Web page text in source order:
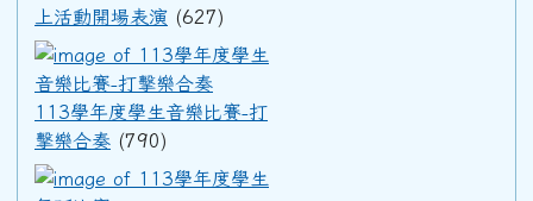
上活動開場表演 (627)
113學年度學生音樂比賽-打
擊樂合奏 (790)